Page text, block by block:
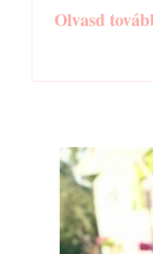
Olvasd